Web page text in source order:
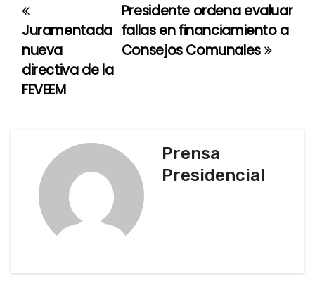
N
a
v
Presidente ordena evaluar
fallas en financiamiento a
Consejos Comunales
Juramentada
nueva
directiva de la
FEVEEM
Prensa
Presidencial